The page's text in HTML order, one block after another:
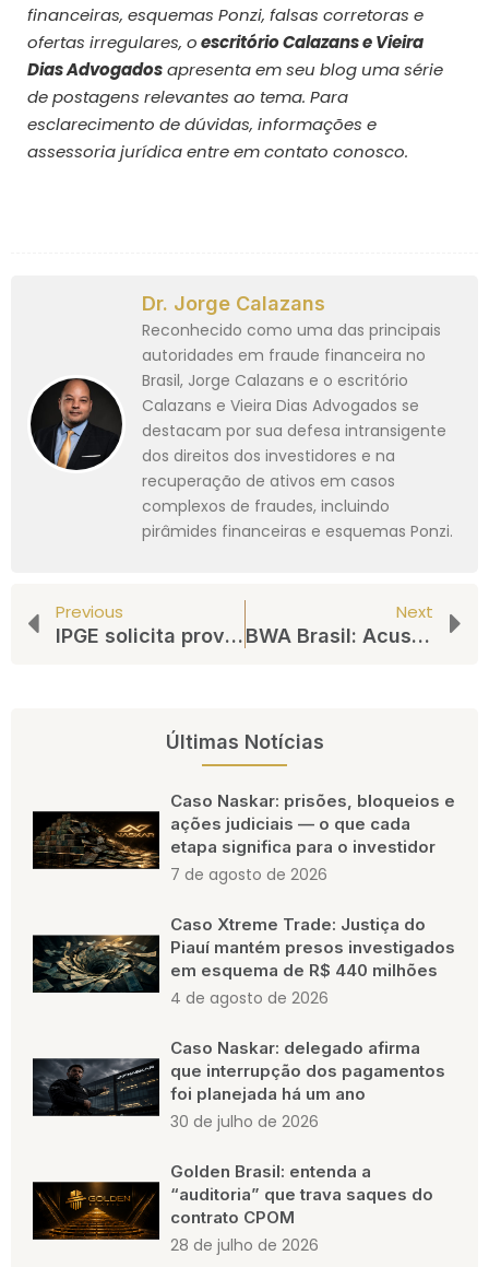
financeiras, esquemas Ponzi, falsas corretoras e
ofertas irregulares, oescritório Calazans e Vieira
Dias Advogadosapresenta em seu blog uma série
de postagens relevantes ao tema. Para
esclarecimento de dúvidas, informações e
assessoria jurídica entre em contato conosco.
Dr. Jorge Calazans
Reconhecido como uma das principais
autoridades em fraude financeira no
Brasil, Jorge Calazans e o escritório
Calazans e Vieira Dias Advogados se
destacam por sua defesa intransigente
dos direitos dos investidores e na
recuperação de ativos em casos
complexos de fraudes, incluindo
pirâmides financeiras e esquemas Ponzi.
Previous
IPGE solicita providências ao Banco Central sobre abertura de contas laranjas no Banco Santander no caso da falsa corretora de criptomoedas
Next
BWA Brasil: Acusados de golpe são denunciados
Últimas Notícias
Caso Naskar: prisões, bloqueios e
ações judiciais — o que cada
etapa significa para o investidor
7 de agosto de 2026
Caso Xtreme Trade: Justiça do
Piauí mantém presos investigados
em esquema de R$ 440 milhões
4 de agosto de 2026
Caso Naskar: delegado afirma
que interrupção dos pagamentos
foi planejada há um ano
30 de julho de 2026
Golden Brasil: entenda a
“auditoria” que trava saques do
contrato CPOM
28 de julho de 2026